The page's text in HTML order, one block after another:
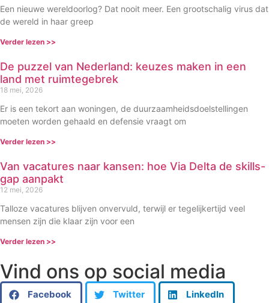
Een nieuwe wereldoorlog? Dat nooit meer. Een grootschalig virus dat
de wereld in haar greep
Verder lezen >>
De puzzel van Nederland: keuzes maken in een
land met ruimtegebrek
18 mei, 2026
Er is een tekort aan woningen, de duurzaamheidsdoelstellingen
moeten worden gehaald en defensie vraagt om
Verder lezen >>
Van vacatures naar kansen: hoe Via Delta de skills-
gap aanpakt
12 mei, 2026
Talloze vacatures blijven onvervuld, terwijl er tegelijkertijd veel
mensen zijn die klaar zijn voor een
Verder lezen >>
Vind ons op social media
Facebook Twitter LinkedIn